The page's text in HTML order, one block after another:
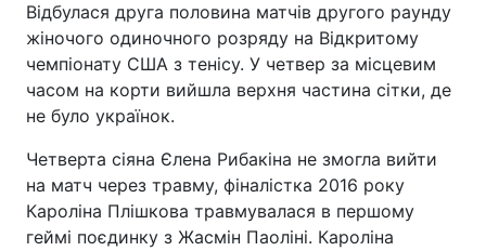
Відбулася друга половина матчів другого раунду
жіночого одиночного розряду на Відкритому
чемпіонату США з тенісу. У четвер за місцевим
часом на корти вийшла верхня частина сітки, де
не було українок.
Четверта сіяна Єлена Рибакіна не змогла вийти
на матч через травму, фіналістка 2016 року
Кароліна Плішкова травмувалася в першому
геймі поєдинку з Жасмін Паоліні. Кароліна